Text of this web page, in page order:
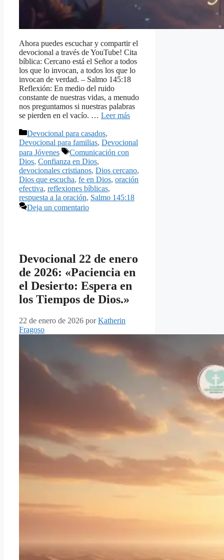
Ahora puedes escuchar y compartir el
devocional a través de YouTube! Cita
bíblica: Cercano está el Señor a todos
los que lo invocan, a todos los que lo
invocan de verdad. – Salmo 145:18
Reflexión: En medio del ruido
constante de nuestras vidas, a menudo
nos preguntamos si nuestras palabras
se pierden en el vacío. … Leer más
Categorías
Devocional para casados,
Devocional para familias, Devocional
para Jóvenes
Etiquetas
Comunicación con
Dios, Confianza en Dios,
devocionales cristianos, Dios cercano,
Dios que escucha, fe en Dios, oración
efectiva, reflexiones bíblicas,
respuesta a la oración, Salmo 145:18
Deja un comentario
Devocional 22 de enero
de 2026: «Paciencia en
el Desierto: Espera en
los Tiempos de Dios.»
22 de enero de 2026 porKatherin
Fragoso